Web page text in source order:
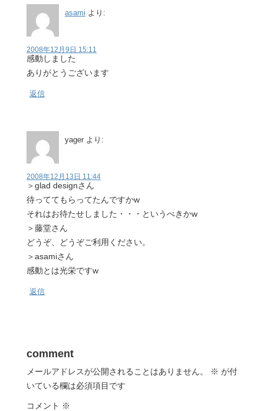
asami より:
2008年12月9日 15:11
感動しました
ありがとうございます
返信
yager より:
2008年12月13日 11:44
＞glad designさん
待っててもらってたんですかw
それはお待たせしました・・・というべきかw
＞藤堂さん
どうぞ、どうぞご利用ください。
＞asamiさん
感動とは光栄ですw
返信
comment
メールアドレスが公開されることはありません。 ※ が付
いている欄は必須項目です
コメント ※